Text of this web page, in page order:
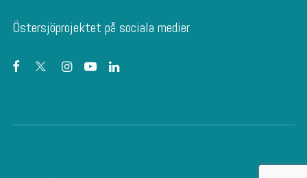
Östersjöprojektet på sociala medier